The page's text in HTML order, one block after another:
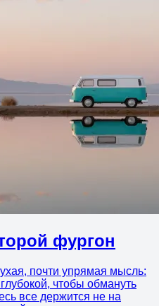
фургон
почти упрямая мысль:
чтобы обмануть
все держится не на